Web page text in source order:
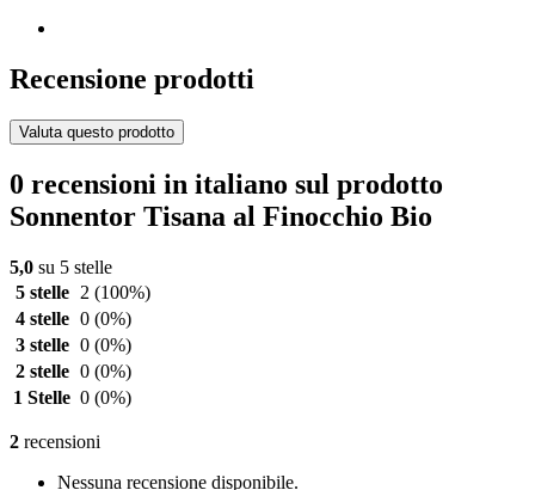
Recensione prodotti
Valuta questo prodotto
0 recensioni in italiano sul prodotto
Sonnentor Tisana al Finocchio Bio
5,0 su 5 stelle
5 stelle
2 (100%)
4 stelle 0 (0%)
3 stelle 0 (0%)
2 stelle 0 (0%)
1 Stelle 0 (0%)
2 recensioni
Nessuna recensione disponibile.